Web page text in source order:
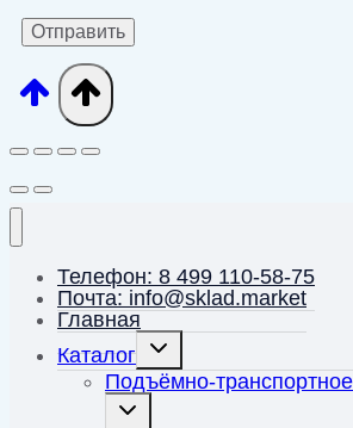
Телефон: 8 499 110-58-75
Почта: info@sklad.market
Главная
Каталог
Переключить
меню
Подъёмно-
Переключить